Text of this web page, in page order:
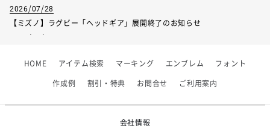
2026/07/28
【ミズノ】ラグビー「ヘッドギア」展開終了のお知らせ
2026/06/09
【アシックス】一部商品「生地の在庫限り」廃盤のお知らせ
HOME アイテム検索 マーキング エンブレム フォント
作成例 割引・特典 お問合せ ご利用案内
会社情報